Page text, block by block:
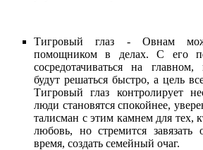
Тигровый глаз - Овнам
помощником в делах. С его
сосредотачиваться на главном,
будут решаться быстро, а цель
Тигровый глаз контролирует
люди становятся спокойнее,
талисман с этим камнем для тех,
любовь, но стремится завязать
время, создать семейный очаг.